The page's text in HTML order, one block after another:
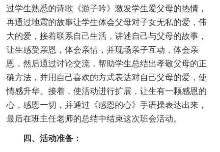
过学生熟悉的诗歌《游子吟》激发学生爱父母的热情，
再通过地震的故事让学生体会父母对子女无私的爱，伟
大的爱，接着联系自己生活，讲述自己与父母的故事，
让生感受亲恩，体会亲情，并现场亲子互动，体会亲
恩，然后通过讨论交流，帮助学生总结出孝敬父母的正
确方法，并用自己喜欢的方式表达对自己父母的爱，使
情感升华。接着，使活动进行扩展，让生有一颗感恩的
心，感恩一切，并通过《感恩的心》手语操表达出来，
最后在班主任老师的总结中结束这次班会活动。
四、活动准备：